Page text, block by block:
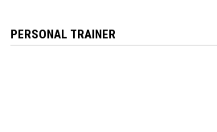
PERSONAL TRAINER